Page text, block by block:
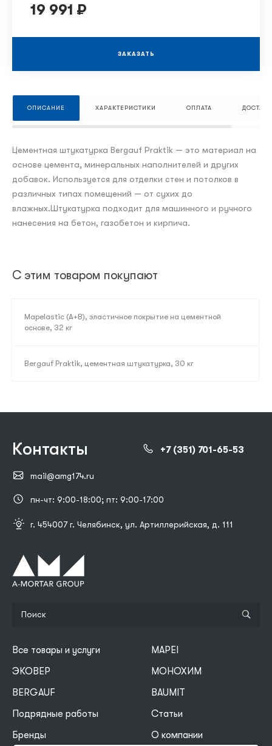
19 991 ₽
ЗАКАЗАТЬ
ОПИСАНИЕ ХАРАКТЕРИСТИКИ ОПЛАТА
Цементная штукатурка Bergauf Praktik — это материал на
основе цемента, минеральных наполнителей и других
добавок. Используется для отделки стен и потолков в
различных типах помещений — от сухих до
влажных.Штукатурка подходит для машинного и ручного
нанесения на бетон, газобетон и кирпича.
С этим товаром покупают
Mapelastic (A+B), эластичное покрытие на цементной
основе, 32 кг
Bergauf Praktik, цементная штукатурка, 30 кг
Контакты +7 (351) 701-65-53
mail@amg174.ru
пн-чт: 9:00-18:00; пт: 9:00-17:00
г. 454007 г. Челябинск, ул. Артиллерийская, д. 111
Все товары и услуги
MAPEI
ЭКОВЕР
МОНОХИМ
BERGAUF
BAUMIT
Подрядные работы
Статьи
Бренды
О компании